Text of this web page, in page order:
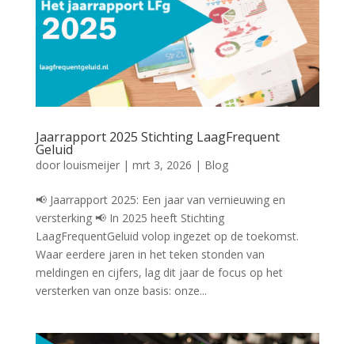
Jaarrapport 2025 Stichting LaagFrequent
Geluid
door louismeijer| mrt 3, 2026 | Blog
📢 Jaarrapport 2025: Een jaar van vernieuwing en
versterking 📢 In 2025 heeft Stichting
LaagFrequentGeluid volop ingezet op de toekomst.
Waar eerdere jaren in het teken stonden van
meldingen en cijfers, lag dit jaar de focus op het
versterken van onze basis: onze...